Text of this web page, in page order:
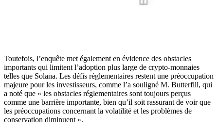
Toutefois, l’enquête met également en évidence des obstacles
importants qui limitent l’adoption plus large de crypto-monnaies
telles que Solana. Les défis réglementaires restent une préoccupation
majeure pour les investisseurs, comme l’a souligné M. Butterfill, qui
a noté que « les obstacles réglementaires sont toujours perçus
comme une barrière importante, bien qu’il soit rassurant de voir que
les préoccupations concernant la volatilité et les problèmes de
conservation diminuent ».